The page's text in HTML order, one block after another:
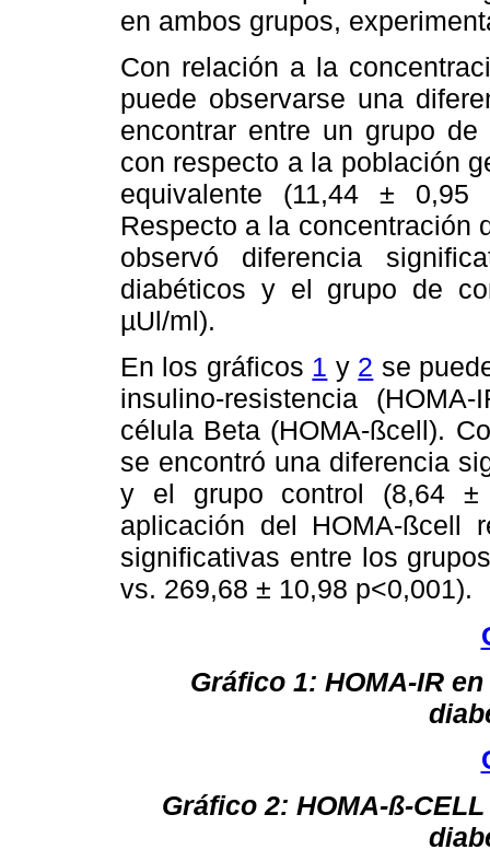
en ambos grupos,
Con relación a la
puede observarse una
encontrar entre un grupo
con respecto a la población
equivalente (11,44 ±
Respecto a la concentración
observó diferencia
diabéticos y el grupo de
µUl/ml).
En los gráficos 1 y 2 se
insulino-resistencia
célula Beta (HOMA-ßcell).
se encontró una diferencia
y el grupo control (8,64
aplicación del HOMA-ßcell
significativas entre los
vs. 269,68 ± 10,98 p<0,001).
Gráfico 1: HOMA-IR
Gráfico 2: HOMA-ß-